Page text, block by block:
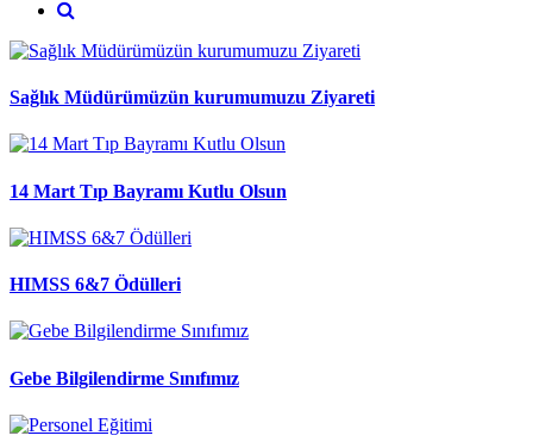
Sağlık Müdürümüzün kurumumuzu Ziyareti
14 Mart Tıp Bayramı Kutlu Olsun
HIMSS 6&7 Ödülleri
Gebe Bilgilendirme Sınıfımız